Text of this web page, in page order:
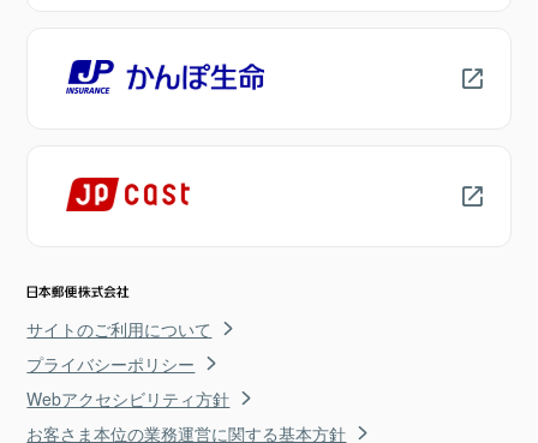
サイトのご利用について
プライバシーポリシー
Webアクセシビリティ方針
お客さま本位の業務運営に関する基本方針